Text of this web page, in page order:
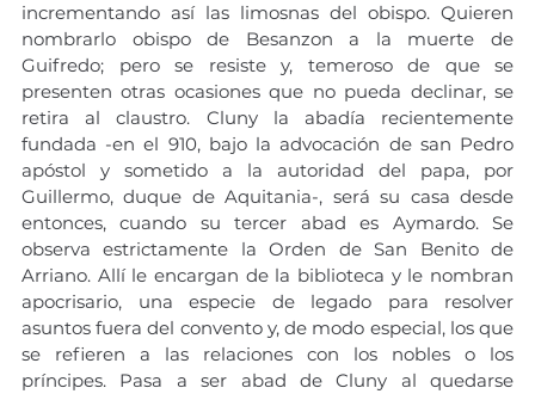
incrementando así las limosnas del obispo. Quieren
nombrarlo obispo de Besanzon a la muerte de
Guifredo; pero se resiste y, temeroso de que se
presenten otras ocasiones que no pueda declinar, se
retira al claustro. Cluny la abadía recientemente
fundada -en el 910, bajo la advocación de san Pedro
apóstol y sometido a la autoridad del papa, por
Guillermo, duque de Aquitania-, será su casa desde
entonces, cuando su tercer abad es Aymardo. Se
observa estrictamente la Orden de San Benito de
Arriano. Allí le encargan de la biblioteca y le nombran
apocrisario, una especie de legado para resolver
asuntos fuera del convento y, de modo especial, los que
se refieren a las relaciones con los nobles o los
príncipes. Pasa a ser abad de Cluny al quedarse